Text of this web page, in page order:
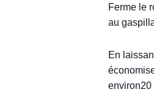
Ferme le
au
En
environ20